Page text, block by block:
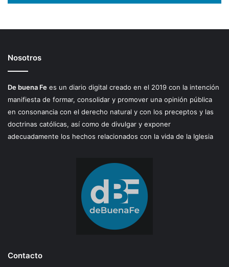
Nosotros
De buena Fe es un diario digital creado en el 2019 con la intención
manifiesta de formar, consolidar y promover una opinión pública
en consonancia con el derecho natural y con los preceptos y las
doctrinas católicas, así como de divulgar y exponer
adecuadamente los hechos relacionados con la vida de la Iglesia
Contacto